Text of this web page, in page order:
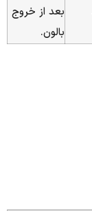
بعد از خروج
بالون.